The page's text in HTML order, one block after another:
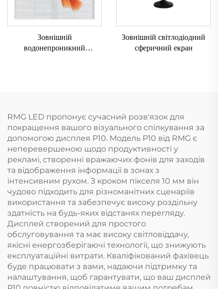
Зовнішній
водонепроникний
Зовнішній світлодіодний
сферичний екран
RMG LED пропонує сучасний розв'язок для
покращення вашого візуального спілкування за
допомогою дисплея P10. Модель P10 від RMG є
неперевершеною щодо продуктивності у
рекламі, створенні вражаючих фонів для заходів
та відображення інформації в зонах з
інтенсивним рухом. З кроком пікселя 10 мм він
чудово підходить для різноманітних сценаріїв
використання та забезпечує високу роздільну
здатність на будь-яких відстанях перегляду.
Дисплей створений для простого
обслуговування та має високу світловіддачу,
якісні енергозберігаючі технології, що знижують
експлуатаційні витрати. Кваліфікований фахівець
буде працювати з вами, надаючи підтримку та
налаштування, щоб гарантувати, що ваш дисплей